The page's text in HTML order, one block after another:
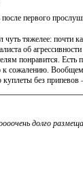
первого
тяжелее: почти
об
понравится. Есть
к сожалению.
куплеты без
долго